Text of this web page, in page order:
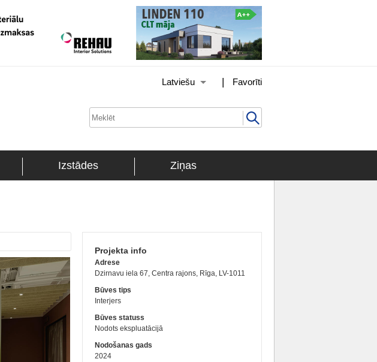
Favorīti
|
Latviešu
Izstādes Ziņas
Projekta info
Adrese
Dzirnavu iela 67, Centra rajons, Rīga, LV-1011
Būves tips
Interjers
Būves statuss
Nodots ekspluatācijā
Nodošanas gads
2024